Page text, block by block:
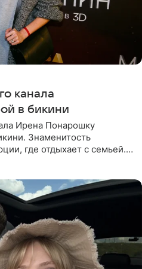
канала
в бикини
Ирена Понарошку
Знаменитость
где отдыхает с семьей.